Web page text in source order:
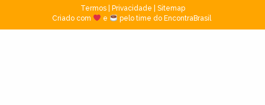
Termos| Privacidade
Sitemap
Criado com
e pelo time do EncontraBrasil